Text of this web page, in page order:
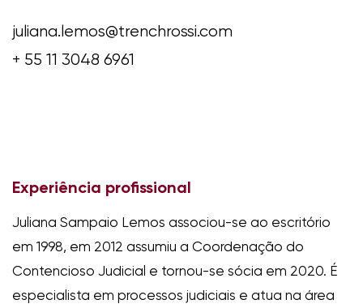
juliana.lemos@trenchrossi.com
+ 55 11 3048 6961
Experiência profissional
Juliana Sampaio Lemos associou-se ao escritório
em 1998, em 2012 assumiu a Coordenação do
Contencioso Judicial e tornou-se sócia em 2020. É
especialista em processos judiciais e atua na área